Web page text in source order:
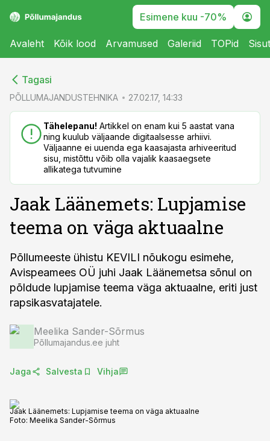
Esimene kuu -70%
Avaleht Kõik lood Arvamused Galeriid TOPid
Tagasi
PÕLLUMAJANDUSTEHNIKA 27.02.17, 14:33
Tähelepanu! Artikkel on enam kui 5 aastat vana
ning kuulub väljaande digitaalsesse arhiivi.
Väljaanne ei uuenda ega kaasajasta arhiveeritud
sisu, mistõttu võib olla vajalik kaasaegsete
allikatega tutvumine
Jaak Läänemets: Lupjamise
teema on väga aktuaalne
Põllumeeste ühistu KEVILI nõukogu esimehe,
Avispeamees OÜ juhi Jaak Läänemetsa sõnul on
põldude lupjamise teema väga aktuaalne, eriti just
rapsikasvatajatele.
Meelika Sander-Sõrmus
Põllumajandus.ee juht
Jaga Salvesta Vihja
Jaak Läänemets: Lupjamise teema on väga aktuaalne
Foto: Meelika Sander-Sõrmus